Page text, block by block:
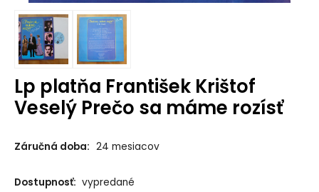
Lp platňa František Krištof
Veselý Prečo sa máme rozísť
Záručná doba: 24 mesiacov
Dostupnosť: vypredané